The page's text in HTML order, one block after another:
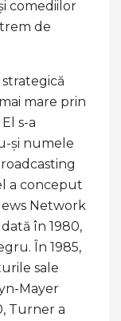
comediilor
de
mare prin
s-a
și numele
a conceput
Network
în 1980,
În 1985,
sale
Mayer
Turner a